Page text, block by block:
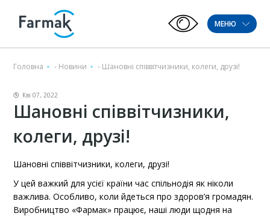
МЕНЮ
Головна - Новини - Шановні співвітчизники, колеги, друзі!
Кві 07, 2022
Шановні співвітчизники,
колеги, друзі!
Шановні співвітчизники, колеги, друзі!
У цей важкий для усієї країни час спільнодія як ніколи
важлива. Особливо, коли йдеться про здоров’я громадян.
Виробництво «Фармак» працює, наші люди щодня на